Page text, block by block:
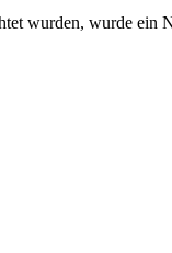
wurden, wurde ein